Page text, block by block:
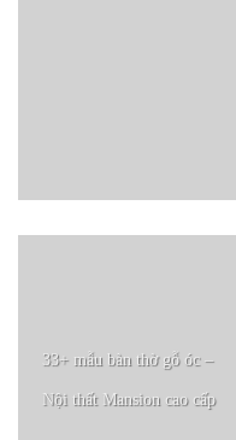
33+ mẫu bàn thờ gỗ óc –
Nội thất Mansion cao cấp